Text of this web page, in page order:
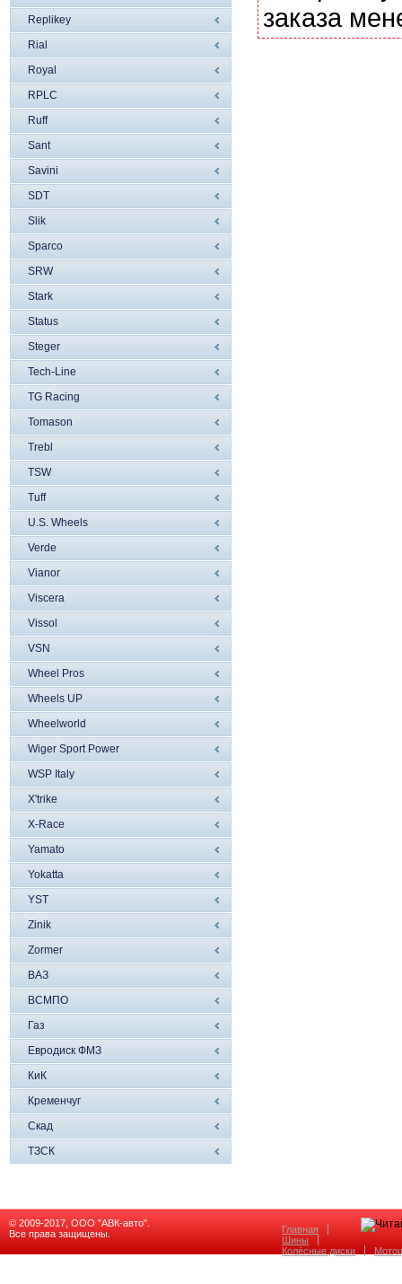
Replikey
Rial
Royal
RPLC
Ruff
Sant
Savini
SDT
Slik
Sparco
SRW
Stark
Status
Steger
Tech-Line
TG Racing
Tomason
Trebl
TSW
Tuff
U.S. Wheels
Verde
Vianor
Viscera
Vissol
VSN
Wheel Pros
Wheels UP
Wheelworld
Wiger Sport Power
WSP Italy
X'trike
X-Race
Yamato
Yokatta
YST
Zinik
Zormer
ВАЗ
ВСМПО
Газ
Евродиск ФМЗ
КиК
Кременчуг
Скад
ТЗСК
заказа
© 2009-2017, ООО "АВК-авто".
Все права защищены.
Главная
Шины
Колёсные диски